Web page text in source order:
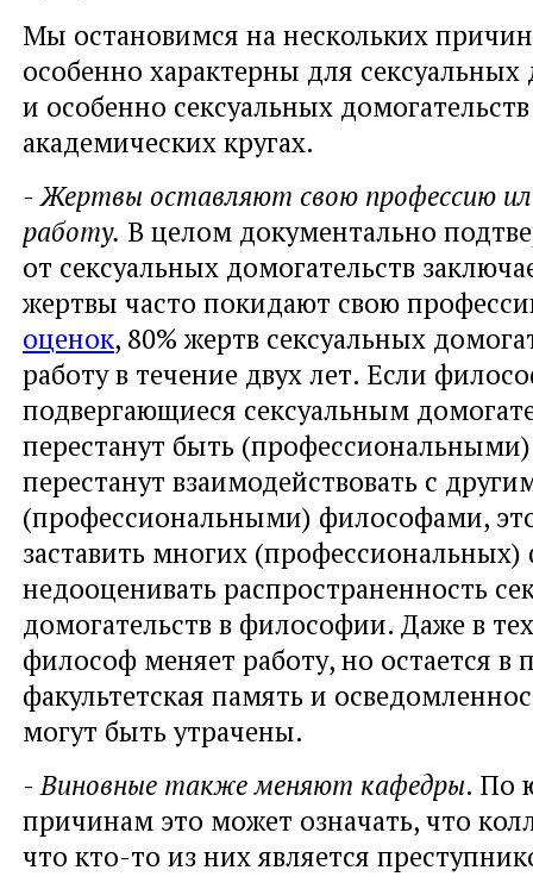
Мы остановимся на нескольких
особенно характерны для сексуальных
и особенно сексуальных
академических кругах.
- Жертвы оставляют свою профессию
работу. В целом документально
от сексуальных домогательств
жертвы часто покидают свою
оценок, 80% жертв сексуальных
работу в течение двух лет. Если
подвергающиеся сексуальным
перестанут быть
перестанут взаимодействовать с
(профессиональными) философами,
заставить многих
недооценивать распространенность
домогательств в философии. Даже в
философ меняет работу, но остается в
факультетская память и
могут быть утрачены.
- Виновные также меняют кафедры. По
причинам это может означать, что
что кто-то из них является